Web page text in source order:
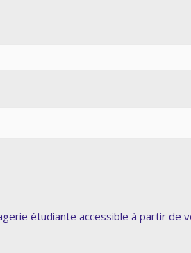
étudiante accessible à partir de